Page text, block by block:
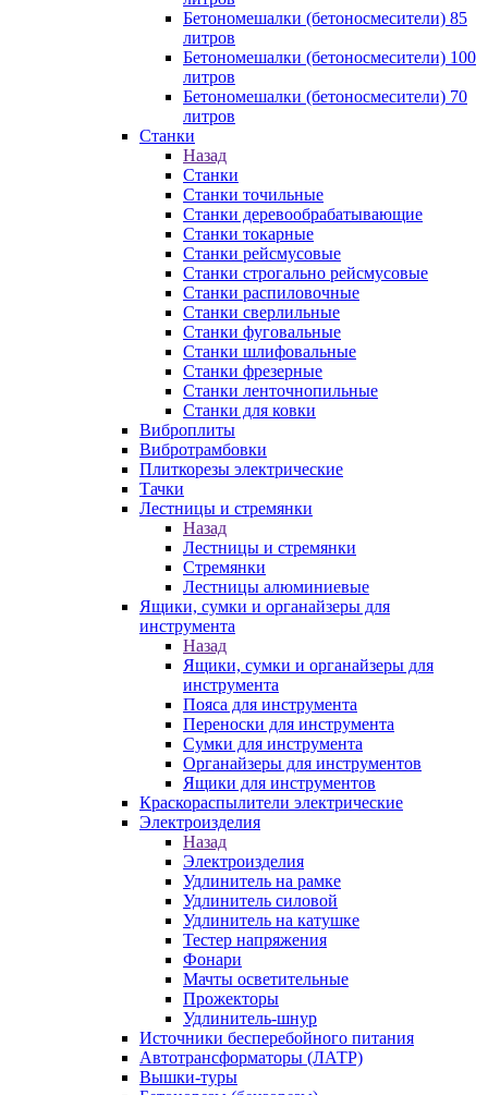
Бетономешалки (бетоносмесители) 85
литров
Бетономешалки (бетоносмесители) 100
литров
Бетономешалки (бетоносмесители) 70
литров
Станки
Назад
Станки
Станки точильные
Станки деревообрабатывающие
Станки токарные
Станки рейсмусовые
Станки строгально рейсмусовые
Станки распиловочные
Станки сверлильные
Станки фуговальные
Станки шлифовальные
Станки фрезерные
Станки ленточнопильные
Станки для ковки
Виброплиты
Вибротрамбовки
Плиткорезы электрические
Тачки
Лестницы и стремянки
Назад
Лестницы и стремянки
Стремянки
Лестницы алюминиевые
Ящики, сумки и органайзеры для
инструмента
Назад
Ящики, сумки и органайзеры для
инструмента
Пояса для инструмента
Переноски для инструмента
Сумки для инструмента
Органайзеры для инструментов
Ящики для инструментов
Краскораспылители электрические
Электроизделия
Назад
Электроизделия
Удлинитель на рамке
Удлинитель силовой
Удлинитель на катушке
Тестер напряжения
Фонари
Мачты осветительные
Прожекторы
Удлинитель-шнур
Источники бесперебойного питания
Автотрансформаторы (ЛАТР)
Вышки-туры